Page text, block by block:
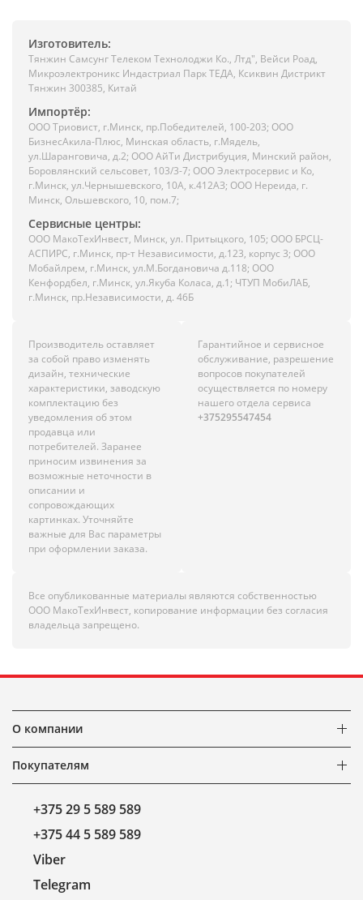
Изготовитель:
Тянжин Самсунг Телеком Технолоджи Ко., Лтд", Вейси Роад,
Микроэлектроникс Индастриал Парк ТЕДА, Ксиквин Дистрикт
Тянжин 300385, Китай
Импортёр:
ООО Триовист, г.Минск, пр.Победителей, 100-203; ООО
БизнесАкила-Плюс, Минская область, г.Мядель,
ул.Шаранговича, д.2; ООО АйТи Дистрибуция, Минский район,
Боровлянский сельсовет, 103/3-7; ООО Электросервис и Ко,
г.Минск, ул.Чернышевского, 10А, к.412АЗ; ООО Нереида, г.
Минск, Ольшевского, 10, пом.7;
Сервисные центры:
ООО МакоТехИнвест, Минск, ул. Притыцкого, 105; ООО БРСЦ-
АСПИРС, г.Минск, пр-т Независимости, д.123, корпус 3; ООО
Мобайлрем, г.Минск, ул.М.Богдановича д.118; ООО
Кенфордбел, г.Минск, ул.Якуба Коласа, д.1; ЧТУП МобиЛАБ,
г.Минск, пр.Независимости, д. 46Б
Производитель оставляет
за собой право изменять
дизайн, технические
характеристики, заводскую
комплектацию без
уведомления об этом
продавца или
потребителей. Заранее
приносим извинения за
возможные неточности в
описании и
сопровождающих
картинках. Уточняйте
важные для Вас параметры
при оформлении заказа.
Гарантийное и сервисное
обслуживание, разрешение
вопросов покупателей
осуществляется по номеру
нашего отдела сервиса
+375295547454
Все опубликованные материалы являются собственностью
ООО МакоТехИнвест, копирование информации без согласия
владельца запрещено.
О компании
Покупателям
+375 29 5 589 589
+375 44 5 589 589
Viber
Telegram